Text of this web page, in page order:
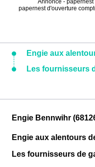
Annonce -
papernest d'ouverture
Engie aux
Les fournisseurs
Engie Bennwihr
Engie aux alentours
Les fournisseurs de